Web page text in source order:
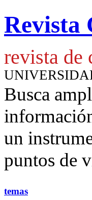
Revista
revista de
Busca
un
puntos de
temas